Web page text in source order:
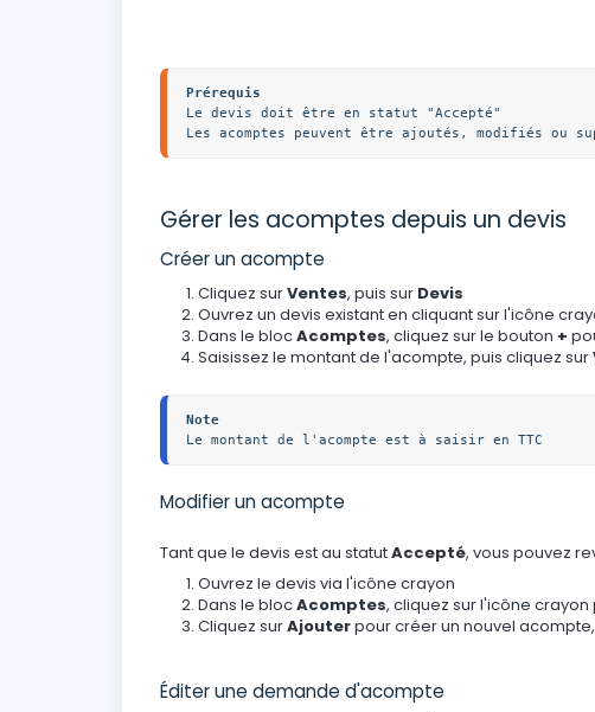
Le devis doit être en statut "Accepté"
Les acomptes peuvent être ajoutés, modifiés ou
Gérer les acomptes depuis un devis
Créer un acompte
Cliquez surVentes, puis sur Devis
Ouvrez un devis existant en cliquant sur l'icône
Dans le blocAcomptes, cliquez sur le bouton +
Saisissez le montant de l'acompte, puis cliquez sur
Note
Le montant de l'acompte est à saisir en TTC
Modifier un acompte
Tant que le devis est au statutAccepté, vous pouvez
Ouvrez le devis via l'icône crayon
Dans le blocAcomptes, cliquez sur l'icône
Cliquez surAjouterpour créer un nouvel
Éditer une demande d'acompte